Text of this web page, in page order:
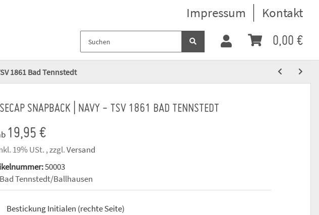
Impressum Kontakt
0,00 €
1861 Bad Tennstedt
SNAPBACK | NAVY - TSV 1861 BAD TENNSTEDT
19,95 €
19% USt. , zzgl.Versand
50003
Bad Tennstedt/Ballhausen
Bestickung Initialen (rechte Seite)